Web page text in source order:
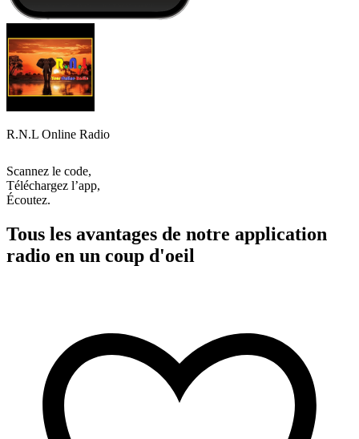
R.N.L Online Radio
Scannez le code,
Téléchargez l’app,
Écoutez.
Tous les avantages de notre application
radio en un coup d'oeil